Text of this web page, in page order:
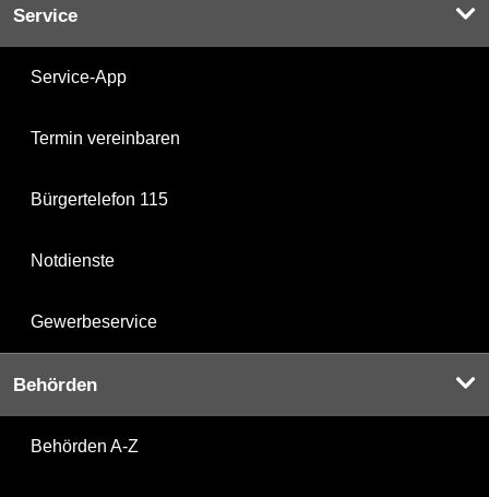
Service
Service-App
Termin vereinbaren
Bürgertelefon 115
Notdienste
Gewerbeservice
Behörden
Behörden A-Z